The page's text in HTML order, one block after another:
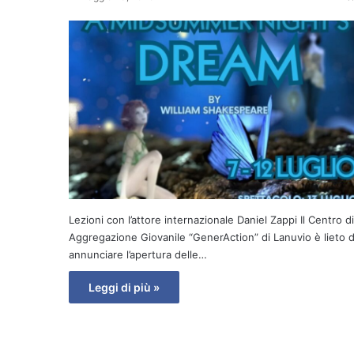
Lezioni con l’attore internazionale Daniel Zappi Il Centro di
Aggregazione Giovanile “GenerAction” di Lanuvio è lieto
annunciare l’apertura delle…
Leggi di più »